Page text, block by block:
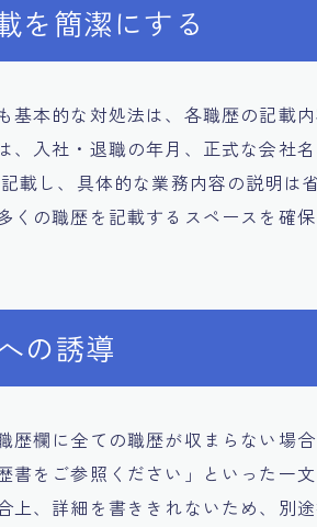
を簡潔にする
基本的な対処法は、各職歴の記載
、入社・退職の年月、正式な会社
載し、具体的な業務内容の説明は
の職歴を記載するスペースを確保
の誘導
歴欄に全ての職歴が収まらない場
書をご参照ください」といった一
上、詳細を書ききれないため、別